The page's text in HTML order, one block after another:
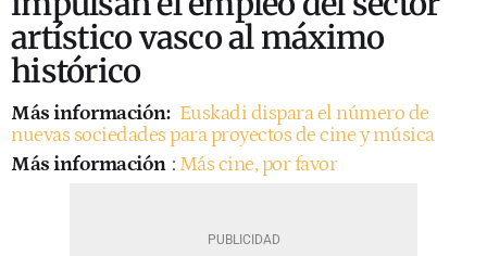
artístico vasco al máximo
histórico
Más información: Euskadi dispara el número de
nuevas sociedades para proyectos de cine y música
Más información : Más cine, por favor